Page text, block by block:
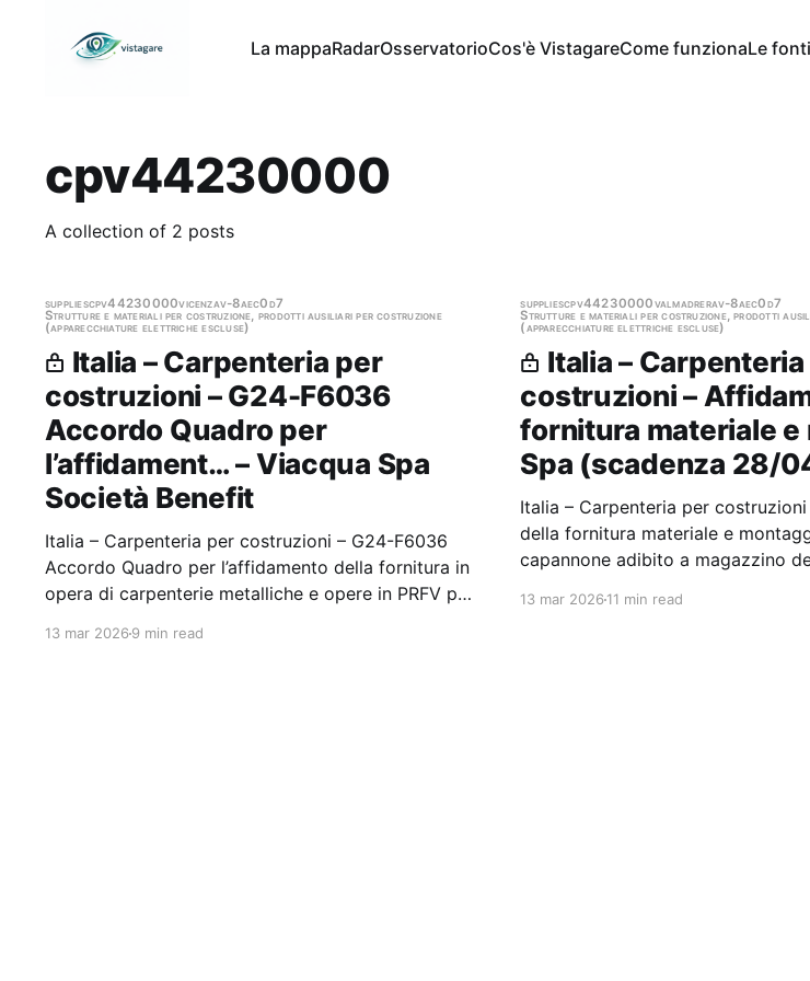
La mappaRadarOsservatorioCos'è VistagareCome funzionaLe fonti
cpv44230000
A collection of 2 posts
suppliescpv44230000vicenzav-8aec0d7
Strutture e materiali per costruzione, prodotti ausiliari per costruzione
(apparecchiature elettriche escluse)
Italia – Carpenteria per
costruzioni – G24-F6036
Accordo Quadro per
l’affidament… – Viacqua Spa
Società Benefit
Italia – Carpenteria per costruzioni – G24-F6036
Accordo Quadro per l’affidamento della fornitura in
opera di carpenterie metalliche e opere in PRFV per
13 mar 20269 min read
suppliescpv44230000valmadrerav-8aec0d7
Strutture e materiali per costruzione, prodotti
(apparecchiature elettriche escluse)
Italia –
costruzioni –
fornitura materiale e
Spa (scadenza 28/
Italia – Carpenteria per
della fornitura materiale e
capannone adibito a magazzino
13 mar 202611 min read